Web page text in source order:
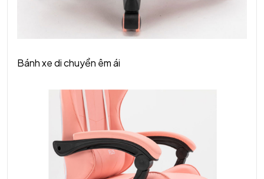
Bánh xe di chuyển êm ái